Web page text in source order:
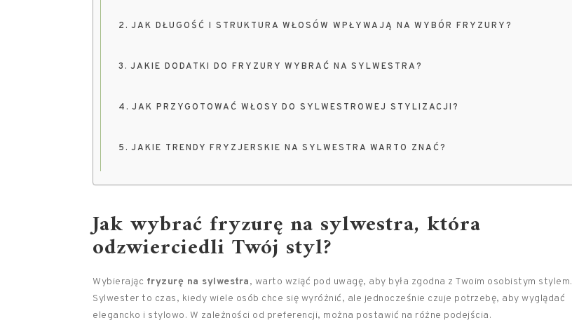
JAK DŁUGOŚĆ I STRUKTURA WŁOSÓW WPŁYWAJĄ NA WYBÓR FRYZURY?
JAKIE DODATKI DO FRYZURY WYBRAĆ NA SYLWESTRA?
JAK PRZYGOTOWAĆ WŁOSY DO SYLWESTROWEJ STYLIZACJI?
JAKIE TRENDY FRYZJERSKIE NA SYLWESTRA WARTO ZNAĆ?
Jak wybrać fryzurę na sylwestra, która
odzwierciedli Twój styl?
Wybierając fryzurę na sylwestra, warto wziąć pod uwagę, aby była zgodna z Twoim osobistym stylem.
Sylwester to czas, kiedy wiele osób chce się wyróżnić, ale jednocześnie czuje potrzebę, aby wyglądać
elegancko i stylowo. W zależności od preferencji, można postawić na różne podejścia.